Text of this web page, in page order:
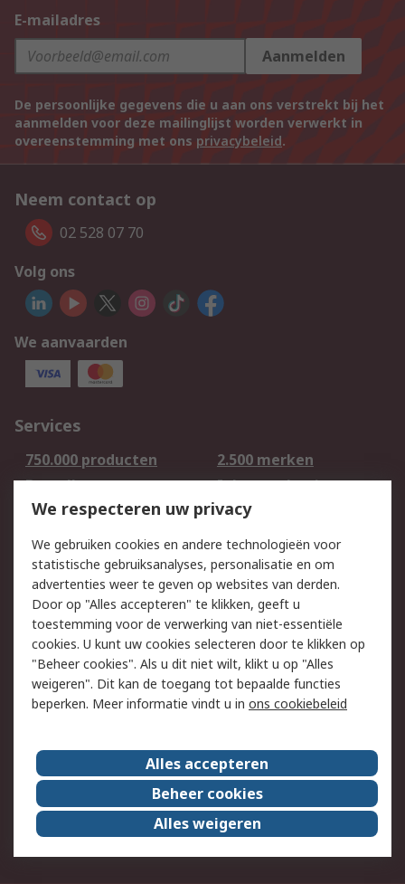
E-mailadres
Aanmelden
De persoonlijke gegevens die u aan ons verstrekt bij het
aanmelden voor deze mailinglijst worden verwerkt in
overeenstemming met ons privacybeleid.
Neem contact op
02 528 07 70
Volg ons
We aanvaarden
Services
750.000 producten
2.500 merken
Bestellen
Inkoopoplossingen
Retouren
Technisch advies
Track & Trace
Wettelijk
Cookiebeleid
Email veiligheid
Privacybeleid -
Bijgewerkt
Websitevoorwaarden
Algemene
verkoopvoorwaarden
Over RS
RS Group
Over ons
RS wereldwijd
Werken bij RS
ESG
We respecteren uw privacy
We gebruiken cookies en andere technologieën voor
statistische gebruiksanalyses, personalisatie en om
advertenties weer te geven op websites van derden.
Door op "Alles accepteren" te klikken, geeft u
toestemming voor de verwerking van niet-essentiële
cookies. U kunt uw cookies selecteren door te klikken op
"Beheer cookies". Als u dit niet wilt, klikt u op "Alles
weigeren". Dit kan de toegang tot bepaalde functies
beperken. Meer informatie vindt u in ons cookiebeleid
Alles accepteren
Beheer cookies
Alles weigeren